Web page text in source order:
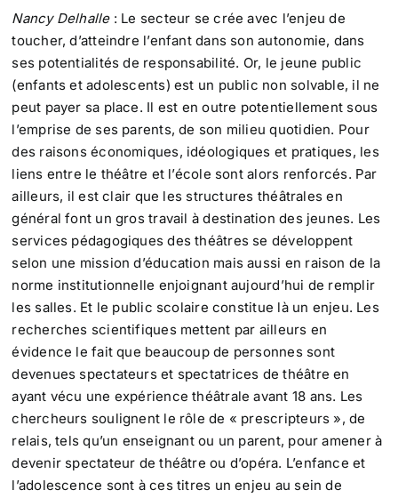
Nancy Delhalle: Le secteur se crée avec l’enjeu de
toucher, d’atteindre l’enfant dans son autonomie, dans
ses potentialités de responsabilité. Or, le jeune public
(enfants et adolescents) est un public non solvable, il ne
peut payer sa place. Il est en outre potentiellement sous
l’emprise de ses parents, de son milieu quotidien. Pour
des raisons économiques, idéologiques et pratiques, les
liens entre le théâtre et l’école sont alors renforcés. Par
ailleurs, il est clair que les structures théâtrales en
général font un gros travail à destination des jeunes. Les
services pédagogiques des théâtres se développent
selon une mission d’éducation mais aussi en raison de la
norme institutionnelle enjoignant aujourd’hui de remplir
les salles. Et le public scolaire constitue là un enjeu. Les
recherches scientifiques mettent par ailleurs en
évidence le fait que beaucoup de personnes sont
devenues spectateurs et spectatrices de théâtre en
ayant vécu une expérience théâtrale avant 18 ans. Les
chercheurs soulignent le rôle de « prescripteurs », de
relais, tels qu’un enseignant ou un parent, pour amener à
devenir spectateur de théâtre ou d’opéra. L’enfance et
l’adolescence sont à ces titres un enjeu au sein de